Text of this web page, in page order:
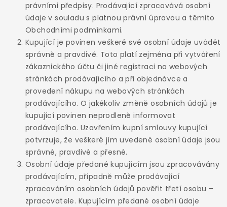
právními předpisy. Prodávající zpracovává osobní
údaje v souladu s platnou právní úpravou a těmito
Obchodními podmínkami.
Kupující je povinen veškeré své osobní údaje uvádět
správně a pravdivě. Toto platí zejména při vytváření
zákaznického účtu či jiné registraci na webových
stránkách prodávajícího a při objednávce a
provedení nákupu na webových stránkách
prodávajícího. O jakékoliv změně osobních údajů je
kupující povinen neprodleně informovat
prodávajícího. Uzavřením kupní smlouvy kupující
potvrzuje, že veškeré jím uvedené osobní údaje jsou
správné, pravdivé a přesné.
Osobní údaje předané kupujícím jsou zpracovávány
prodávajícím, případně může prodávající
zpracováním osobních údajů pověřit třetí osobu –
zpracovatele. Kupujícím předané osobní údaje